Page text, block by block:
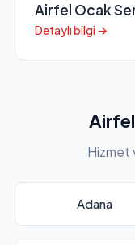
Airfel Ocak
Detaylı bilgi →
Hizmet
Adana